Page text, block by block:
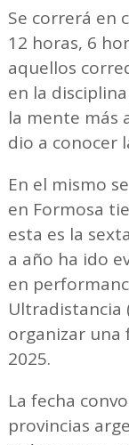
Se correrá en
12 horas, 6
aquellos
en la
la mente más
dio a conocer
En el mismo
en Formosa
esta es la
a año ha ido
en
Ultradistancia
organizar una
2025.
La fecha
provincias